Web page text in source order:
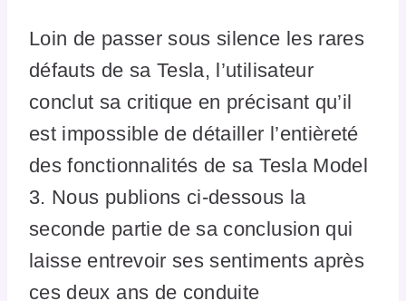
Loin de passer sous silence les rares
défauts de sa Tesla, l’utilisateur
conclut sa critique en précisant qu’il
est impossible de détailler l’entièreté
des fonctionnalités de sa Tesla Model
3. Nous publions ci-dessous la
seconde partie de sa conclusion qui
laisse entrevoir ses sentiments après
ces deux ans de conduite